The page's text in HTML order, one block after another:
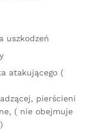
uszkodzeń
atakującego (
pierścieni
( nie obejmuje